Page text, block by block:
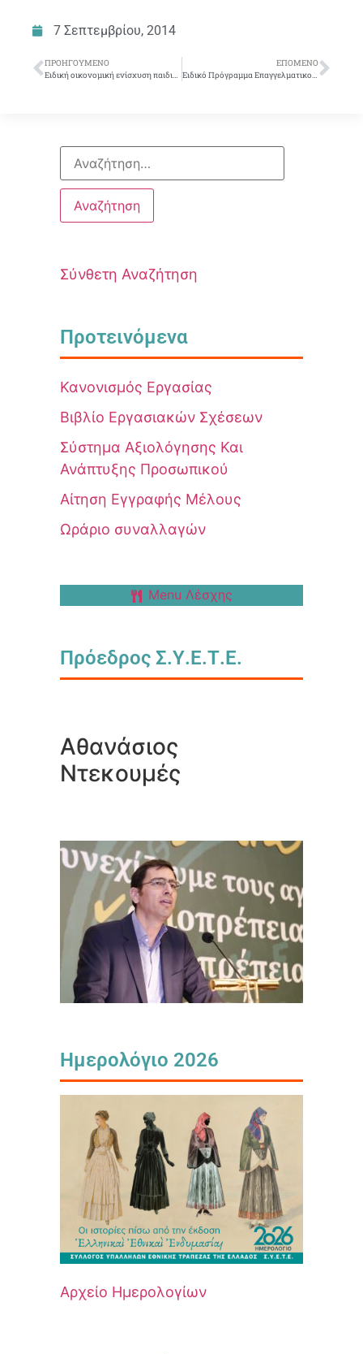
7 Σεπτεμβρίου, 2014
ΠΡΟΗΓΟΎΜΕΝΟ
Ειδική οικονομική ενίσχυση παιδιών συναδέλφων που εισάγονται σε ΑΕΙ ή ΤΕΙ μακριά από τον τόπο διαμονής τους
ΕΠΌΜΕΝΟ
Ειδικό Πρόγραμμα Επαγγελματικού Προσανατολισμού και Συμβουλευτικής
Σύνθετη Αναζήτηση
Προτεινόμενα
Κανονισμός Εργασίας
Βιβλίο Εργασιακών Σχέσεων
Σύστημα Αξιολόγησης Και
Ανάπτυξης Προσωπικού
Αίτηση Εγγραφής Μέλους
Ωράριο συναλλαγών
Menu Λέσχης
Πρόεδρος Σ.Υ.Ε.Τ.Ε.
Αθανάσιος
Ντεκουμές
Ημερολόγιο 2026
Αρχείο Ημερολογίων